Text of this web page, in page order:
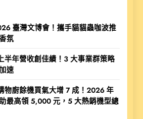
臺灣文博會！攜手貓貓蟲咖波推
氛
半年營收創佳績！3 大事業群策略
速
物廚餘機買氣大增 7 成！2026 年
最高領 5,000 元，5 大熱銷機型總